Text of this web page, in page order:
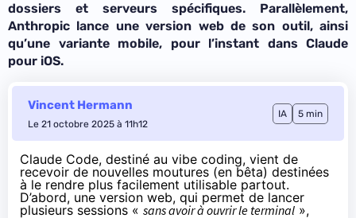
dossiers et serveurs spécifiques. Parallèlement,
Anthropic lance une version web de son outil, ainsi
qu’une variante mobile, pour l’instant dans Claude
pour iOS.
Vincent Hermann
Le 21 octobre 2025 à 11h12
IA 5 min
Claude Code, destiné au vibe coding, vient de
recevoir de nouvelles moutures (en bêta) destinées
à le rendre plus facilement utilisable partout.
D’abord, une version web, qui permet de lancer
plusieurs sessions « sans avoir à ouvrir le terminal »,